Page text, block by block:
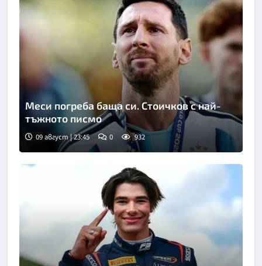
Меси погреба баща си. Стоичков с най-
тъжното писмо
09 август | 23:45 0 932